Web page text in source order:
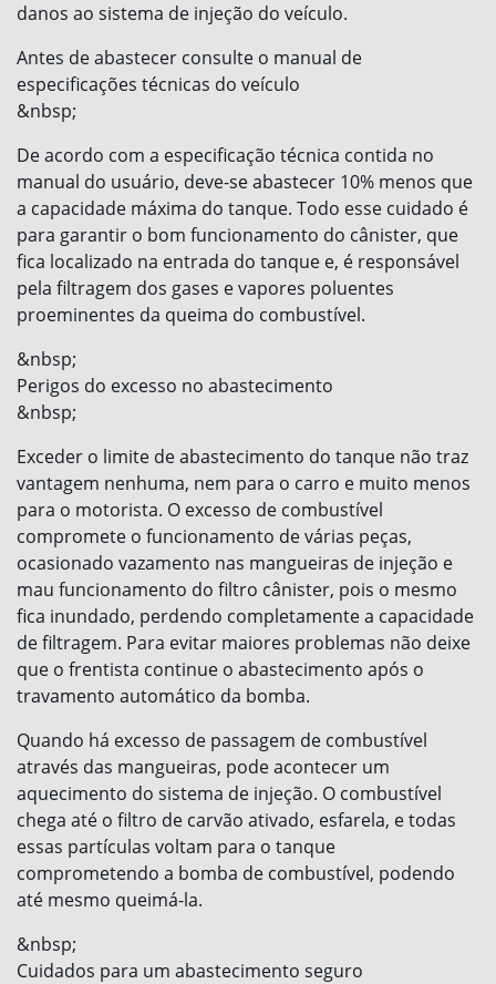
danos ao sistema de injeção do veículo.
Antes de abastecer consulte o manual de
especificações técnicas do veículo
&nbsp;
De acordo com a especificação técnica contida no
manual do usuário, deve-se abastecer 10% menos que
a capacidade máxima do tanque. Todo esse cuidado é
para garantir o bom funcionamento do cânister, que
fica localizado na entrada do tanque e, é responsável
pela filtragem dos gases e vapores poluentes
proeminentes da queima do combustível.
&nbsp;
Perigos do excesso no abastecimento
&nbsp;
Exceder o limite de abastecimento do tanque não traz
vantagem nenhuma, nem para o carro e muito menos
para o motorista. O excesso de combustível
compromete o funcionamento de várias peças,
ocasionado vazamento nas mangueiras de injeção e
mau funcionamento do filtro cânister, pois o mesmo
fica inundado, perdendo completamente a capacidade
de filtragem. Para evitar maiores problemas não deixe
que o frentista continue o abastecimento após o
travamento automático da bomba.
Quando há excesso de passagem de combustível
através das mangueiras, pode acontecer um
aquecimento do sistema de injeção. O combustível
chega até o filtro de carvão ativado, esfarela, e todas
essas partículas voltam para o tanque
comprometendo a bomba de combustível, podendo
até mesmo queimá-la.
&nbsp;
Cuidados para um abastecimento seguro